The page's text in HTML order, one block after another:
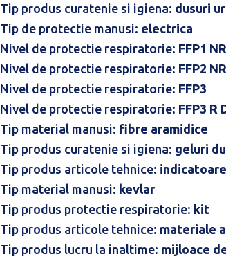
Tip produs curatenie si igiena: dusuri
Tip de protectie manusi: electrica
Nivel de protectie respiratorie: FFP1
Nivel de protectie respiratorie: FFP2
Nivel de protectie respiratorie: FFP3
Nivel de protectie respiratorie: FFP3 R
Tip material manusi: fibre aramidice
Tip produs curatenie si igiena: geluri
Tip produs articole tehnice:
Tip material manusi: kevlar
Tip produs protectie respiratorie: kit
Tip produs articole tehnice: materiale
Tip produs lucru la inaltime: mijloace